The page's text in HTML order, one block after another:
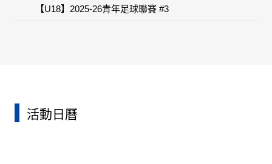
【U18】2025-26青年足球聯賽 #3
活動日曆